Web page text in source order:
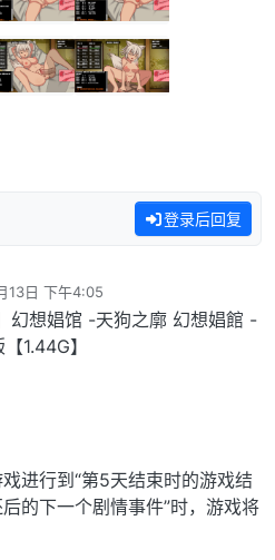
登录后回复
13日 下午4:05
幻想娼馆 -天狗之廓 幻想娼館 -
1.44G】
进行到“第5天结束时的游戏结
的下一个剧情事件”时，游戏将